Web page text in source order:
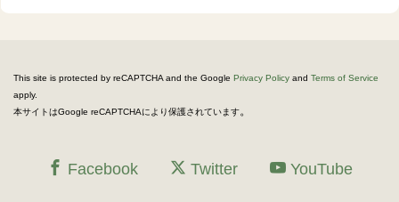
This site is protected by reCAPTCHA and the Google Privacy Policy and Terms of Service
apply.
本サイトはGoogle reCAPTCHAにより保護されています。
Facebook Twitter YouTube